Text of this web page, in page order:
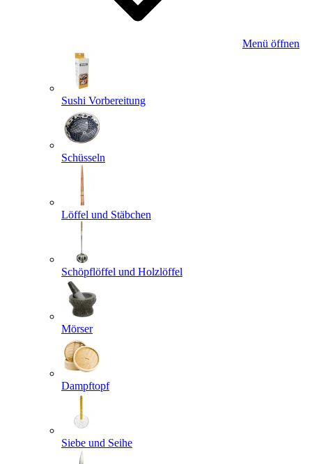
Menü öffnen
Sushi Vorbereitung
Schüsseln
Löffel und Stäbchen
Schöpflöffel und Holzlöffel
Mörser
Dampftopf
Siebe und Seihe